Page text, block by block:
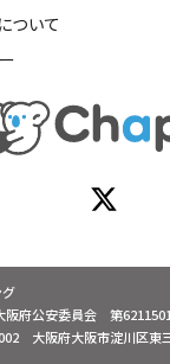
ついて
グ
府公安委員会 第
大阪府大阪市淀川区東三